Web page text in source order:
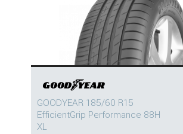
GOODYEAR 185/60 R15
EfficientGrip Performance 88H
XL